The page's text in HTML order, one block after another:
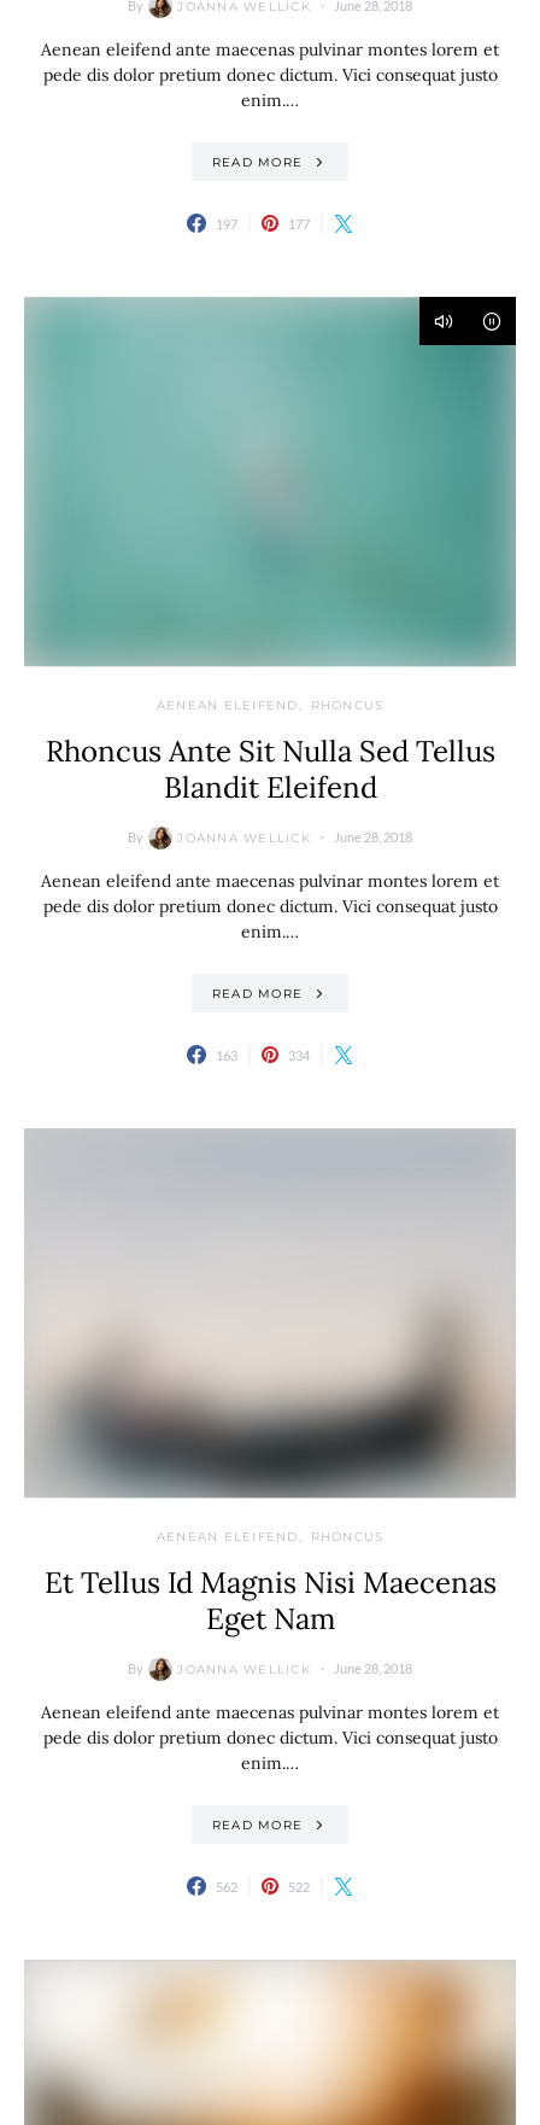
By JOANNA WELLICK June 28, 2018
Aenean eleifend ante maecenas pulvinar montes lorem et
pede dis dolor pretium donec dictum. Vici consequat justo
enim.…
READ MORE
197 177
AENEAN ELEIFEND RHONCUS
Rhoncus Ante Sit Nulla Sed Tellus
Blandit Eleifend
By JOANNA WELLICK June 28, 2018
Aenean eleifend ante maecenas pulvinar montes lorem et
pede dis dolor pretium donec dictum. Vici consequat justo
enim.…
READ MORE
163 334
AENEAN ELEIFEND RHONCUS
Et Tellus Id Magnis Nisi Maecenas
Eget Nam
By JOANNA WELLICK June 28, 2018
Aenean eleifend ante maecenas pulvinar montes lorem et
pede dis dolor pretium donec dictum. Vici consequat justo
enim.…
READ MORE
562 522